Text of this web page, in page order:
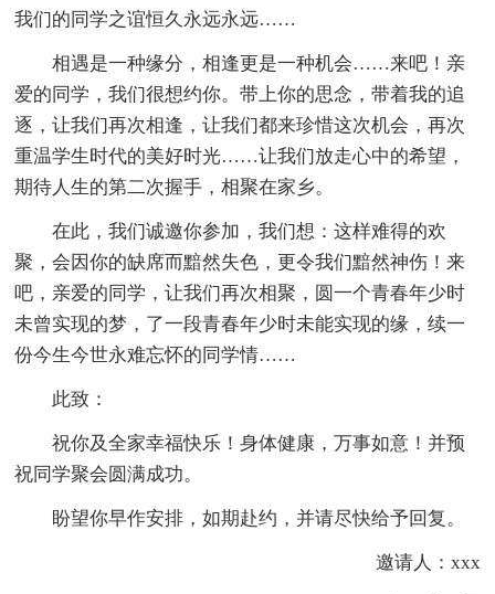
我们的同学之谊恒久永远永远……
相遇是一种缘分，相逢更是一种机会……来吧！亲
爱的同学，我们很想约你。带上你的思念，带着我的追
逐，让我们再次相逢，让我们都来珍惜这次机会，再次
重温学生时代的美好时光……让我们放走心中的希望，
期待人生的第二次握手，相聚在家乡。
在此，我们诚邀你参加，我们想：这样难得的欢
聚，会因你的缺席而黯然失色，更令我们黯然神伤！来
吧，亲爱的同学，让我们再次相聚，圆一个青春年少时
未曾实现的梦，了一段青春年少时未能实现的缘，续一
份今生今世永难忘怀的同学情……
此致：
祝你及全家幸福快乐！身体健康，万事如意！并预
祝同学聚会圆满成功。
盼望你早作安排，如期赴约，并请尽快给予回复。
邀请人：xxx